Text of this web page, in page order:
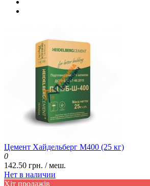
Цемент Хайдельберг М400 (25 кг)
0
142.50 грн. / меш.
Нет в наличии
Хіт продажів